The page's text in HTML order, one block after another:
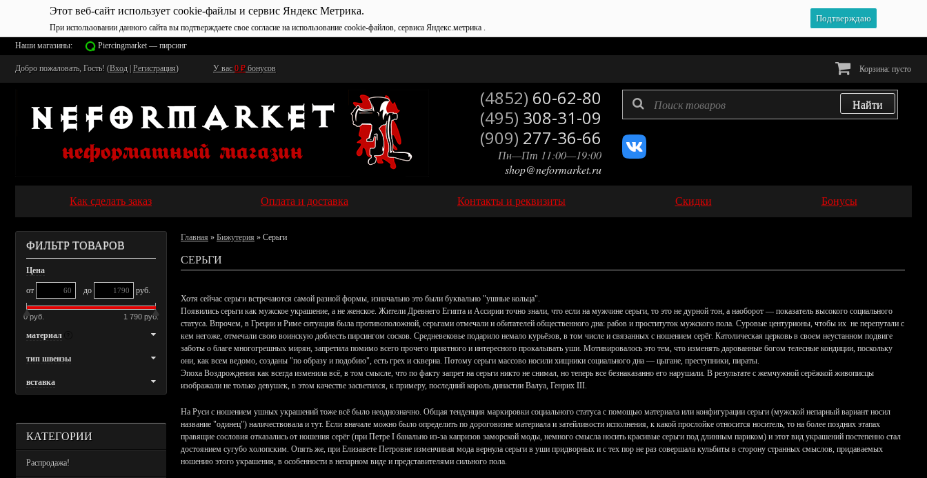
Этот веб-сайт использует cookie-файлы и сервис Яндекс Метрика.
При использовании данного сайта вы подтверждаете свое согласие на использование cookie-файлов, сервиса Яндекс.метрика .
Подтверждаю
Наши магазины: Piercingmarket — пирсинг
Добро пожаловать, Гость! (Вход Регистрация) У вас 0 ₽ бонусов Корзина: пусто
(4852) 60-62-80
(495) 308-31-09
(909) 277-36-66
Пн—Пт 11:00—19:00
shop@neformarket.ru
Как сделать заказ Оплата и доставка Контакты и реквизиты Скидки Бонусы
ФИЛЬТР ТОВАРОВ
Цена
от до руб.
0 руб. 1 790 руб.
материал
тип швензы
вставка
КАТЕГОРИИ
Распродажа!
Главная » Бижутерия » Серьги
СЕРЬГИ
Хотя сейчас серьги встречаются самой разной формы, изначально это были буквально "ушные кольца".
Появились серьги как мужское украшение, а не женское. Жители Древнего Египта и Ассирии точно знали, что если на мужчине серьги, то это не дурной тон, а наоборот — показатель высокого социального
статуса. Впрочем, в Греции и Риме ситуация была противоположной, серьгами отмечали и обитателей общественного дна: рабов и проституток мужского пола. Суровые центурионы, чтобы их не перепутали с
кем негоже, отмечали свою воинскую доблесть пирсингом сосков. Средневековье подарило немало курьёзов, в том числе и связанных с ношением серёг. Католическая церковь в своем неустанном подвиге
заботы о благе многогрешных мирян, запретила помимо всего прочего приятного и интересного прокалывать уши. Мотивировалось это тем, что изменять дарованные богом телесные кондиции, поскольку
они, как всем ведомо, созданы "по образу и подобию", есть грех и скверна. Потому серьги массово носили хищники социального дна — цыгане, преступники, пираты.
Эпоха Воздрождения как всегда изменила всё, в том смысле, что по факту запрет на серьги никто не снимал, но теперь все безнаказанно его нарушали. В результате с жемчужной серёжкой живописцы
изображали не только девушек, в этом качестве засветился, к примеру, последний король династии Валуа, Генрих III.
На Руси с ношением ушных украшений тоже всё было неоднозначно. Общая тенденция маркировки социального статуса с помощью материала или конфигурации серьги (мужской непарный вариант носил
название "одинец") наличествовала и тут. Если вначале можно было определить по дороговизне материала и затейливости исполнения, к какой прослойке относится носитель, то на более поздних этапах
правящие сословия отказались от ношения серёг (при Петре I банально из-за капризов заморской моды, немного смысла носить красивые серьги под длинным париком) и этот вид украшений постепенно стал
достоянием сугубо холопским. Опять же, при Елизавете Петровне изменчивая мода вернула серьги в уши придворных и с тех пор не раз совершала кульбиты в сторону странных смыслов, придаваемых
ношению этого украшения, в особенности в непарном виде и представителями сильного пола.